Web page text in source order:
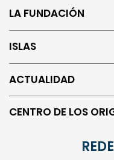
LA FUNDACIÓN
ISLAS
ACTUALIDAD